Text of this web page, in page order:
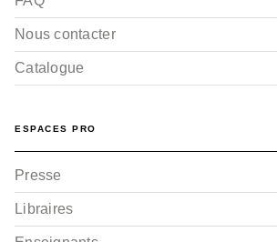
Nous contacter
Catalogue
ESPACES PRO
Presse
Libraires